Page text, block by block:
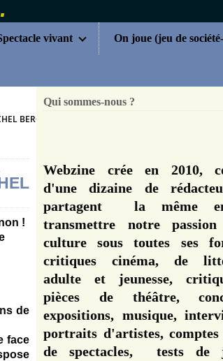
vivant
BERGER
!
de
face
Qui sommes-nous ?
Webzine crée en 2010,
d'une dizaine de
partagent la même
transmettre notre
culture sous toutes ses
critiques cinéma, de
adulte et jeunesse,
pièces de théâtre,
expositions, musique,
portraits d'artistes, comptes
de spectacles, tests de